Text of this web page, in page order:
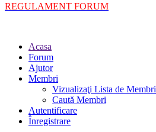
REGULAMENT FORUM
Acasa
Forum
Ajutor
Membri
Vizualizaţi Lista de Membri
Caută Membri
Autentificare
Înregistrare